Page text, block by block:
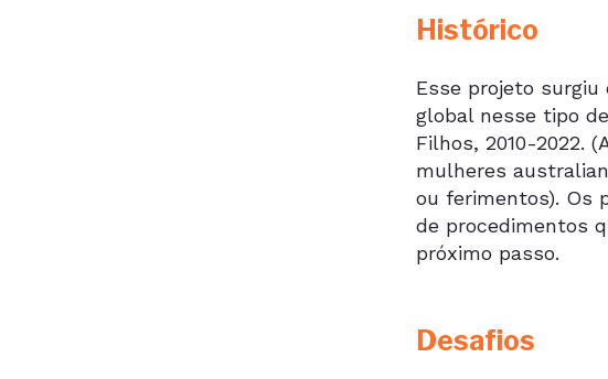
Histórico
Esse projeto
global nesse tipo
Filhos, 2010-2022.
mulheres
ou ferimentos). Os
de procedimentos
próximo passo.
Desafios